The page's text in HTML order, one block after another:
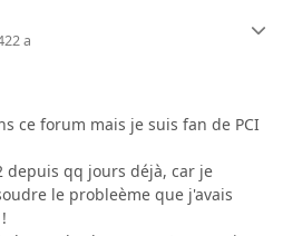
22 a
ce forum mais je suis fan de PCI
depuis qq jours déjà, car je
le probleème que j'avais